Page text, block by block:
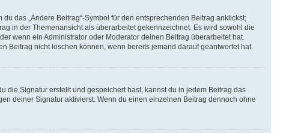
das „Ändere Beitrag“-Symbol für den entsprechenden Beitrag anklickst;
in der Themenansicht als überarbeitet gekennzeichnet. Es wird sowohl die
wenn ein Administrator oder Moderator deinen Beitrag überarbeitet hat.
Beitrag nicht löschen können, wenn bereits jemand darauf geantwortet hat.
die Signatur erstellt und gespeichert hast, kannst du in jedem Beitrag das
deiner Signatur aktivierst. Wenn du einen einzelnen Beitrag dennoch ohne